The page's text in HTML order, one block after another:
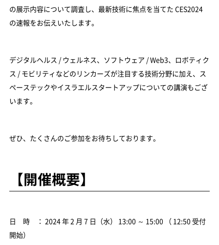
の展示内容について調査し、最新技術に焦点を当てた CES2024
の速報をお伝えいたします。
デジタルヘルス / ウェルネス、ソフトウェア / Web3、ロボティク
ス / モビリティなどのリンカーズが注目する技術分野に加え、ス
ペーステックやイスラエルスタートアップについての講演もござ
います。
ぜひ、たくさんのご参加をお待ちしております。
【開催概要】
日 時 ： 2024 年 2 月 7 日（水） 13:00 ～ 15:00 （ 12:50 受付
開始）